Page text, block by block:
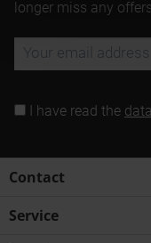
longer miss any
I have read the
Contact
Service